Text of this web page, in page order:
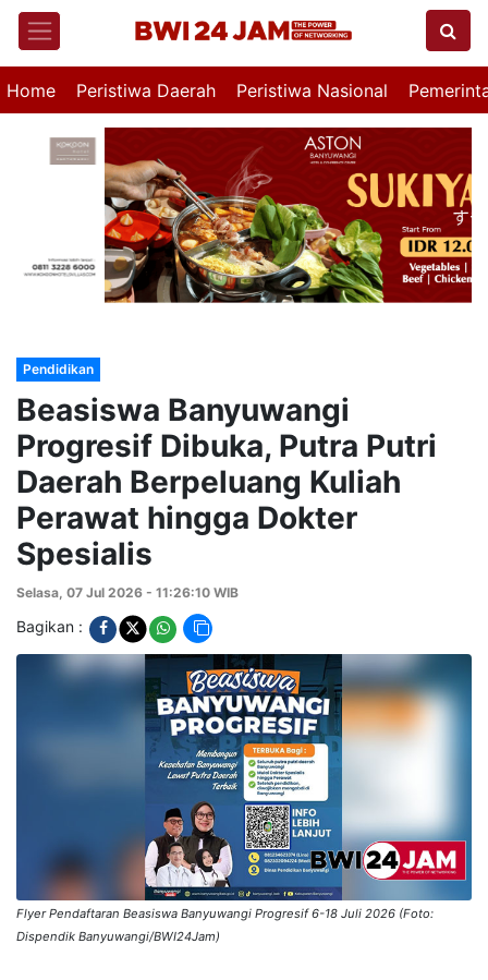
Home Peristiwa Daerah Peristiwa Nasional
Pendidikan
Beasiswa Banyuwangi
Progresif Dibuka, Putra Putri
Daerah Berpeluang Kuliah
Perawat hingga Dokter
Spesialis
Selasa, 07 Jul 2026 - 11:26:10 WIB
Bagikan :
Flyer Pendaftaran Beasiswa Banyuwangi Progresif 6-18 Juli 2026 (Foto:
Dispendik Banyuwangi/BWI24Jam)